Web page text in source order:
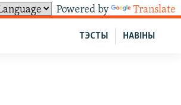
Powered by Translate
НАВІНЫ
ТЭСТЫ